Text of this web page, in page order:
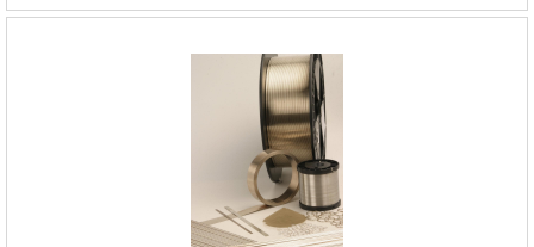
Processos Envolvidos A caldeiraria envolve várias etapas de
fabricação, é feito um detalhado projeto estrutural e de engenharia,
com cálculos de resistência dos materiais e de pressão para
garantir a segurança e a eficiência do equipamento. Corte de
Materiais: Utilizam-se diversos processos, como corte a plasma, a
laser, a água, ou mesmo serras, dependendo da espessura e do
tipo de material a ser cortado. Soldagem: A soldagem é um dos
de produtos, como sensores de chama, cavaletes de gás,
ventiladores centrífugos de ar e reguladores de pressão de óleo e
gás, a Nofor atende fabricantes de fornos, empresas de tratamento
térmico, metalúrgicas, fundições, forjas, fabricantes de vidro e
indústria alimentícia em todo o Brasil e exporta para diversos
países.A Nofor se destaca não apenas pela qualidade de seus
produtos, mas também pelo compromisso com o bom atendimento